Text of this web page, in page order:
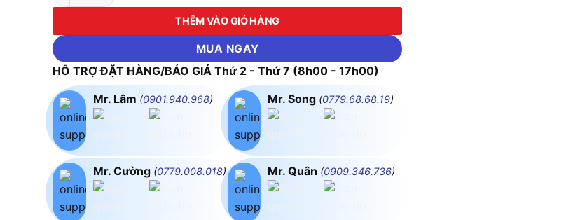
THÊM VÀO GIỎ HÀNG
MUA NGAY
HỖ TRỢ ĐẶT HÀNG/BÁO GIÁ Thứ 2 - Thứ 7 (8h00 - 17h00)
Mr. Lâm (0901.940.968)
Mr. Cường (0779.008.018)
Mr. Song (0779.68.68.19)
Mr. Quân (0909.346.736)